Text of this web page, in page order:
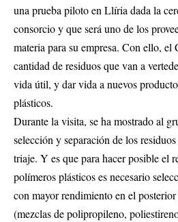
una prueba piloto en Llíria dada la
consorcio y que será uno de los
materia para su empresa. Con ello,
cantidad de residuos que van a
vida útil, y dar vida a nuevos
plásticos.
Durante la visita, se ha mostrado al
selección y separación de los
triaje. Y es que para hacer posible el
polímeros plásticos es necesario
con mayor rendimiento en el
(mezclas de polipropileno,